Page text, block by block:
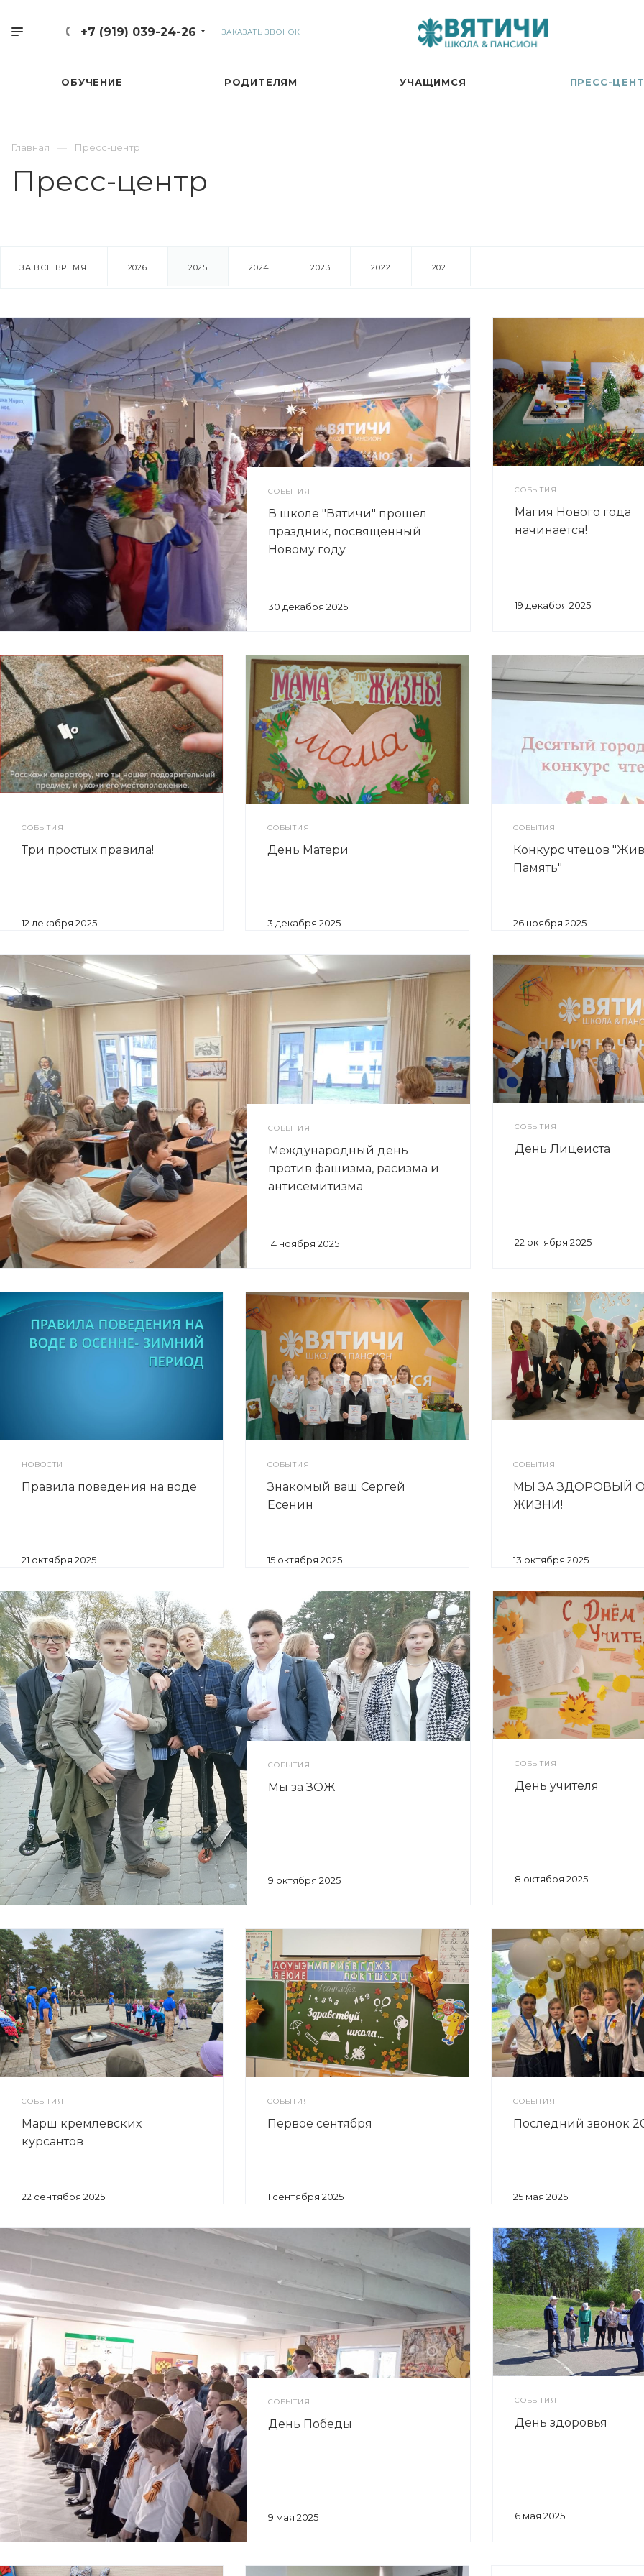
+7 (919) 039-24-26 ЗАКАЗАТЬ ЗВОНОК
ОБУЧЕНИЕ РОДИТЕЛЯМ УЧАЩИМСЯ ПРЕСС-
Главная Пресс-центр
Пресс-центр
ЗА ВСЕ ВРЕМЯ 2026 2025 2024 2023 2022 2021
СОБЫТИЯ
В школе "Вятичи" прошел
праздник, посвященный
Новому году
30 декабря 2025
СОБЫТИЯ
Магия Нового года
начинается!
19 декабря 2025
СОБЫТИЯ
Три простых правила!
12 декабря 2025
СОБЫТИЯ
День Матери
3 декабря 2025
СОБЫТИЯ
Конкурс чтецов
Память"
26 ноября 2025
СОБЫТИЯ
Международный день
против фашизма, расизма и
антисемитизма
14 ноября 2025
СОБЫТИЯ
День Лицеиста
22 октября 2025
НОВОСТИ
Правила поведения на воде
21 октября 2025
СОБЫТИЯ
Знакомый ваш Сергей
Есенин
15 октября 2025
СОБЫТИЯ
МЫ ЗА ЗДОРОВЫЙ
ЖИЗНИ!
13 октября 2025
СОБЫТИЯ
Мы за ЗОЖ
9 октября 2025
СОБЫТИЯ
День учителя
8 октября 2025
СОБЫТИЯ
Марш кремлевских
курсантов
22 сентября 2025
СОБЫТИЯ
Первое сентября
1 сентября 2025
СОБЫТИЯ
Последний звонок
25 мая 2025
СОБЫТИЯ
День Победы
9 мая 2025
СОБЫТИЯ
День здоровья
6 мая 2025